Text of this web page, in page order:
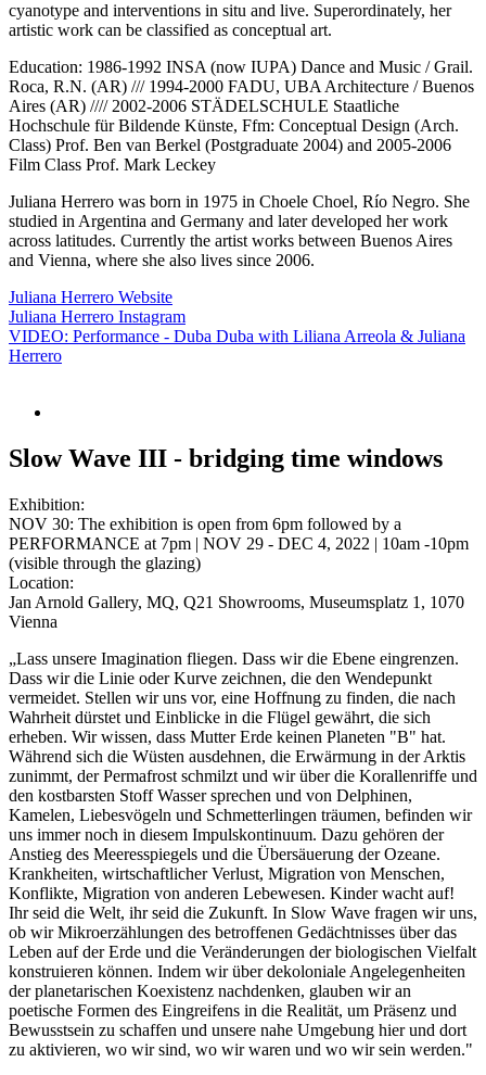
cyanotype and interventions in situ and live. Superordinately, her
artistic work can be classified as conceptual art.
Education: 1986-1992 INSA (now IUPA) Dance and Music / Grail.
Roca, R.N. (AR) /// 1994-2000 FADU, UBA Architecture / Buenos
Aires (AR) //// 2002-2006 STÄDELSCHULE Staatliche
Hochschule für Bildende Künste, Ffm: Conceptual Design (Arch.
Class) Prof. Ben van Berkel (Postgraduate 2004) and 2005-2006
Film Class Prof. Mark Leckey
Juliana Herrero was born in 1975 in Choele Choel, Río Negro. She
studied in Argentina and Germany and later developed her work
across latitudes. Currently the artist works between Buenos Aires
and Vienna, where she also lives since 2006.
Juliana Herrero Website
Juliana Herrero Instagram
VIDEO: Performance - Duba Duba with Liliana Arreola & Juliana
Herrero
Slow Wave III - bridging time windows
Exhibition:
NOV 30: The exhibition is open from 6pm followed by a
PERFORMANCE at 7pm | NOV 29 - DEC 4, 2022 | 10am -10pm
(visible through the glazing)
Location:
Jan Arnold Gallery, MQ, Q21 Showrooms, Museumsplatz 1, 1070
Vienna
„Lass unsere Imagination fliegen. Dass wir die Ebene eingrenzen.
Dass wir die Linie oder Kurve zeichnen, die den Wendepunkt
vermeidet. Stellen wir uns vor, eine Hoffnung zu finden, die nach
Wahrheit dürstet und Einblicke in die Flügel gewährt, die sich
erheben. Wir wissen, dass Mutter Erde keinen Planeten "B" hat.
Während sich die Wüsten ausdehnen, die Erwärmung in der Arktis
zunimmt, der Permafrost schmilzt und wir über die Korallenriffe und
den kostbarsten Stoff Wasser sprechen und von Delphinen,
Kamelen, Liebesvögeln und Schmetterlingen träumen, befinden wir
uns immer noch in diesem Impulskontinuum. Dazu gehören der
Anstieg des Meeresspiegels und die Übersäuerung der Ozeane.
Krankheiten, wirtschaftlicher Verlust, Migration von Menschen,
Konflikte, Migration von anderen Lebewesen. Kinder wacht auf!
Ihr seid die Welt, ihr seid die Zukunft. In Slow Wave fragen wir uns,
ob wir Mikroerzählungen des betroffenen Gedächtnisses über das
Leben auf der Erde und die Veränderungen der biologischen Vielfalt
konstruieren können. Indem wir über dekoloniale Angelegenheiten
der planetarischen Koexistenz nachdenken, glauben wir an
poetische Formen des Eingreifens in die Realität, um Präsenz und
Bewusstsein zu schaffen und unsere nahe Umgebung hier und dort
zu aktivieren, wo wir sind, wo wir waren und wo wir sein werden."